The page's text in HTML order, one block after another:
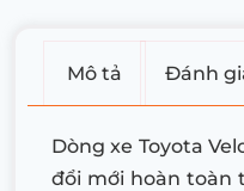
Mô tả Đánh
Dòng xe Toyota
đổi mới hoàn toàn